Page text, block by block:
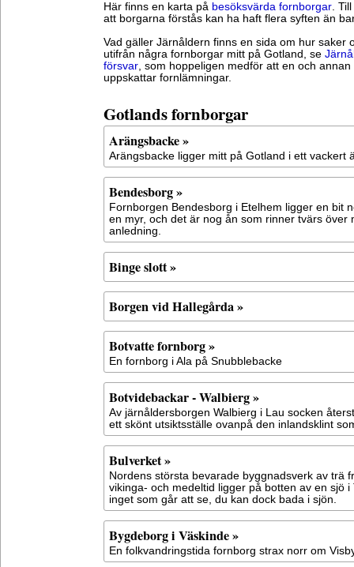
Här finns en karta på besöksvärda fornborgar.
att borgarna förstås kan ha haft flera syften än
Vad gäller Järnåldern finns en sida om hur saker
utifrån några fornborgar mitt på Gotland, se
försvar, som hoppeligen medför att en och
uppskattar fornlämningar.
Gotlands fornborgar
Arängsbacke »
Arängsbacke ligger mitt på Gotland i ett vackert
Bendesborg »
Fornborgen Bendesborg i Etelhem ligger en bit
en myr, och det är nog ån som rinner tvärs över
anledning.
Binge slott »
Borgen vid Hallegårda »
Botvatte fornborg »
En fornborg i Ala på Snubblebacke
Botvidebackar - Walbierg »
Av järnåldersborgen Walbierg i Lau socken
ett skönt utsiktsställe ovanpå den inlandsklint
Bulverket »
Nordens största bevarade byggnadsverk av trä
vikinga- och medeltid ligger på botten av en sjö
inget som går att se, du kan dock bada i sjön.
Bygdeborg i Väskinde »
En folkvandringstida fornborg strax norr om